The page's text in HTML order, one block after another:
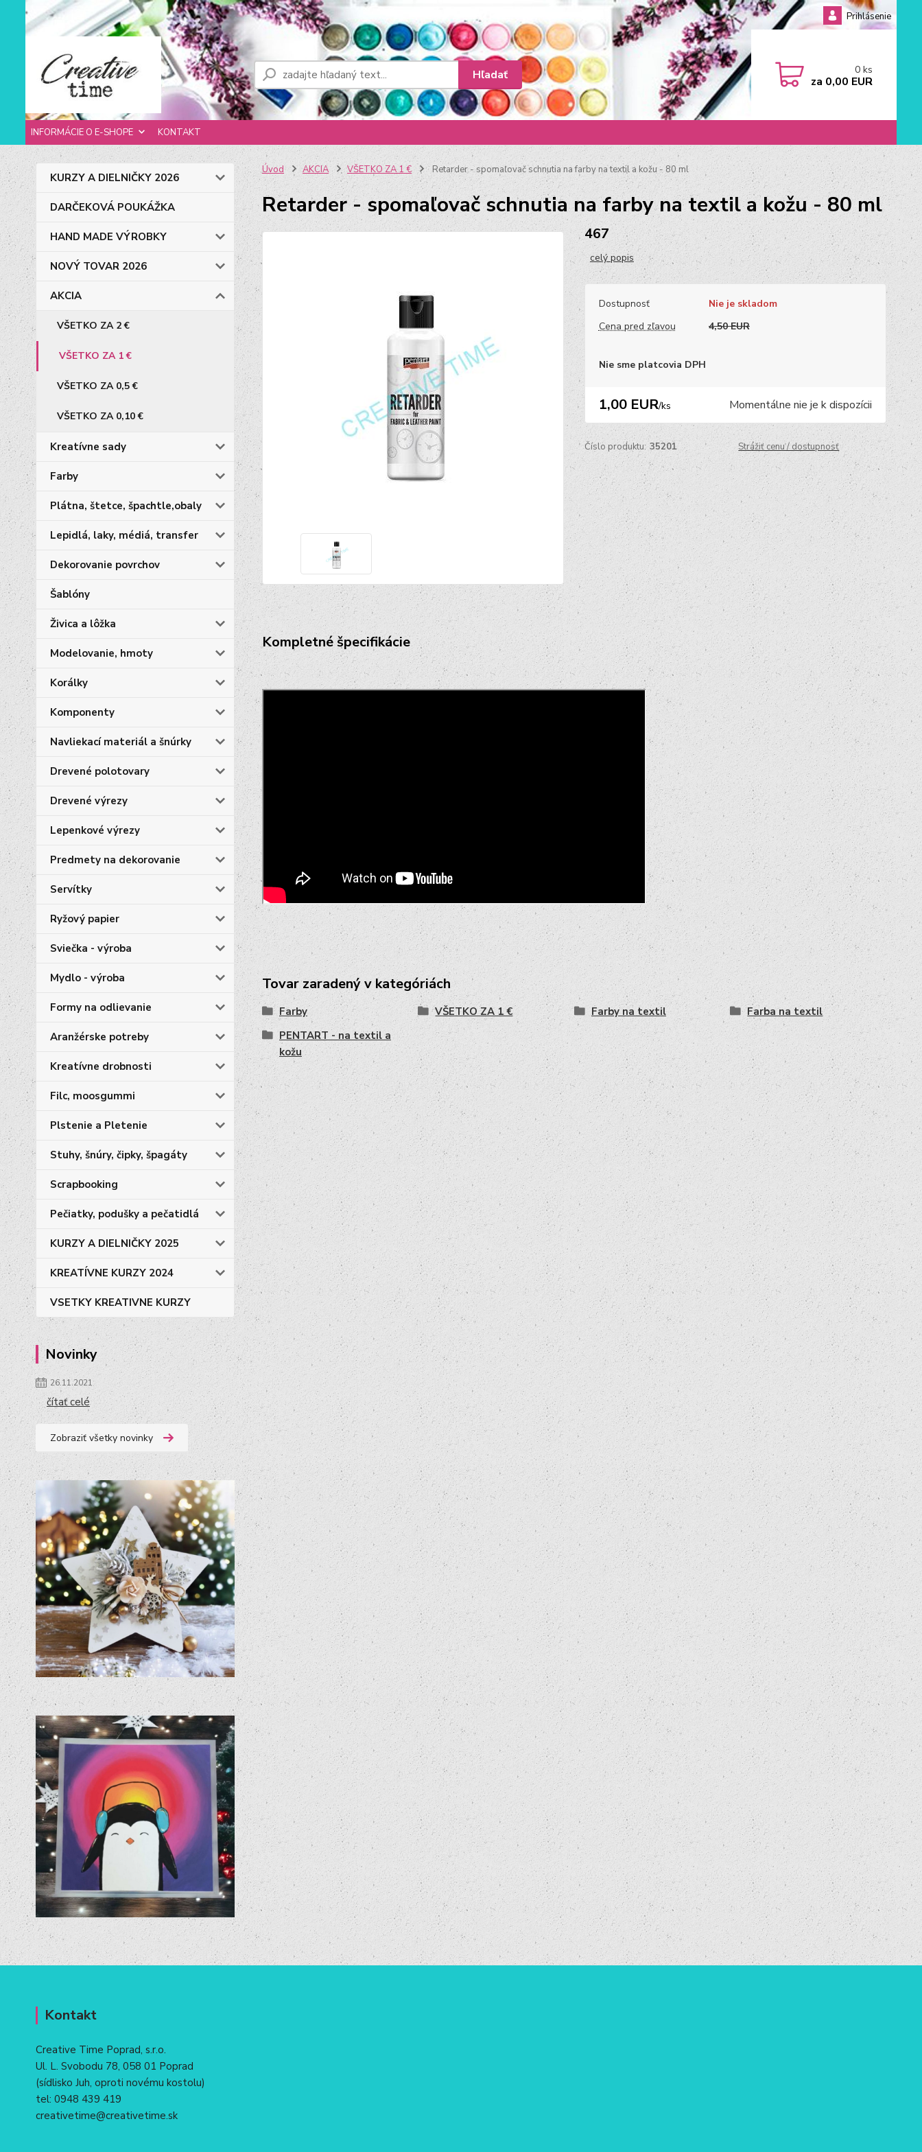
INFORMÁCIE O E-SHOPE KONTAKT
Prihlásenie
Hľadať 0ks
za 0,00 EUR
KURZY A DIELNIČKY 2026
DARČEKOVÁ POUKÁŽKA
HAND MADE VÝROBKY
NOVÝ TOVAR 2026
AKCIA
VŠETKO ZA 2 €
VŠETKO ZA 1 €
VŠETKO ZA 0,5 €
VŠETKO ZA 0,10 €
Kreatívne sady
Farby
Plátna, štetce, špachtle,obaly
Lepidlá, laky, médiá, transfer
Dekorovanie povrchov
Šablóny
Živica a lôžka
Modelovanie, hmoty
Korálky
Komponenty
Navliekací materiál a šnúrky
Drevené polotovary
Drevené výrezy
Lepenkové výrezy
Predmety na dekorovanie
Servítky
Ryžový papier
Sviečka - výroba
Mydlo - výroba
Formy na odlievanie
Aranžérske potreby
Kreatívne drobnosti
Filc, moosgummi
Plstenie a Pletenie
Stuhy, šnúry, čipky, špagáty
Scrapbooking
Pečiatky, podušky a pečatidlá
KURZY A DIELNIČKY 2025
KREATÍVNE KURZY 2024
VSETKY KREATIVNE KURZY
Novinky
26.11.2021
čítať celé
Zobraziť všetky novinky
Úvod AKCIA VŠETKO ZA 1 € Retarder - spomaľovač schnutia na farby na textil a kožu - 80 ml
Retarder - spomaľovač schnutia na farby na textil a kožu - 80 ml
467
celý popis
Dostupnosť
Nie je skladom
Cena pred zľavou
4,50 EUR
Nie sme platcovia DPH
1,00 EUR/ks Momentálne nie je k dispozícii
Číslo produktu: 35201 Strážiť cenu / dostupnosť
Kompletné špecifikácie
Tovar zaradený v kategóriách
Farby VŠETKO ZA 1 € Farby na textil
Farba na textil
PENTART - na textil a
kožu
Kontakt
Creative Time Poprad, s.r.o.
Ul. L. Svobodu 78, 058 01 Poprad
(sídlisko Juh, oproti novému kostolu)
tel: 0948 439 419
creativetime@creativetime.sk